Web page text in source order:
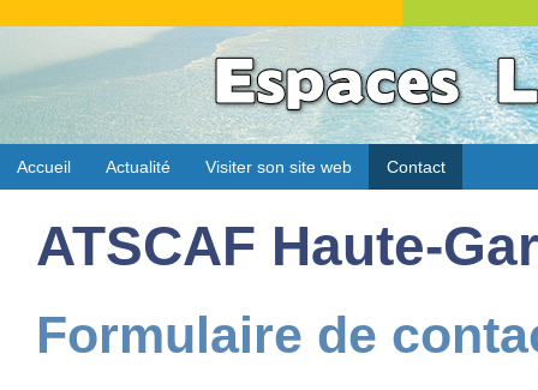
Accueil Actualité Visiter son site web Contact
ATSCAF Haute-
Formulaire de